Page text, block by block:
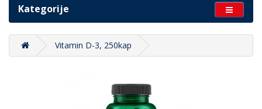
Kategorije
Vitamin D-3, 250kap